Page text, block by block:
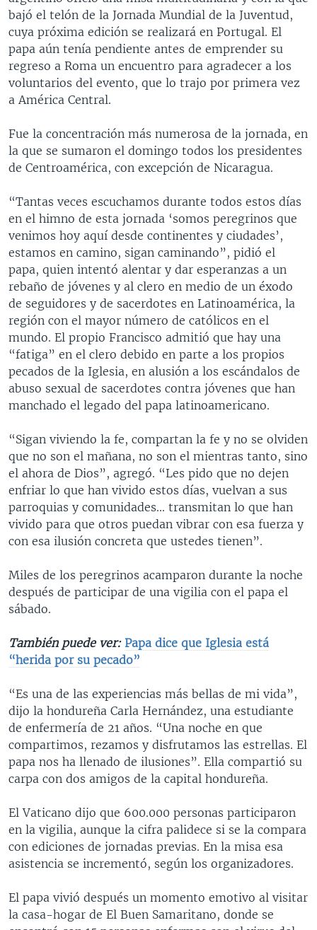
bajó el telón de la Jornada Mundial de la Juventud,
cuya próxima edición se realizará en Portugal. El
papa aún tenía pendiente antes de emprender su
regreso a Roma un encuentro para agradecer a los
voluntarios del evento, que lo trajo por primera vez
a América Central.
Fue la concentración más numerosa de la jornada, en
la que se sumaron el domingo todos los presidentes
de Centroamérica, con excepción de Nicaragua.
“Tantas veces escuchamos durante todos estos días
en el himno de esta jornada ‘somos peregrinos que
venimos hoy aquí desde continentes y ciudades’,
estamos en camino, sigan caminando”, pidió el
papa, quien intentó alentar y dar esperanzas a un
rebaño de jóvenes y al clero en medio de un éxodo
de seguidores y de sacerdotes en Latinoamérica, la
región con el mayor número de católicos en el
mundo. El propio Francisco admitió que hay una
“fatiga” en el clero debido en parte a los propios
pecados de la Iglesia, en alusión a los escándalos de
abuso sexual de sacerdotes contra jóvenes que han
manchado el legado del papa latinoamericano.
“Sigan viviendo la fe, compartan la fe y no se olviden
que no son el mañana, no son el mientras tanto, sino
el ahora de Dios”, agregó. “Les pido que no dejen
enfriar lo que han vivido estos días, vuelvan a sus
parroquias y comunidades... transmitan lo que han
vivido para que otros puedan vibrar con esa fuerza y
con esa ilusión concreta que ustedes tienen”.
Miles de los peregrinos acamparon durante la noche
después de participar de una vigilia con el papa el
sábado.
También puede ver: Papa dice que Iglesia está
“herida por su pecado”
“Es una de las experiencias más bellas de mi vida”,
dijo la hondureña Carla Hernández, una estudiante
de enfermería de 21 años. “Una noche en que
compartimos, rezamos y disfrutamos las estrellas. El
papa nos ha llenado de ilusiones”. Ella compartió su
carpa con dos amigos de la capital hondureña.
El Vaticano dijo que 600.000 personas participaron
en la vigilia, aunque la cifra palidece si se la compara
con ediciones de jornadas previas. En la misa esa
asistencia se incrementó, según los organizadores.
El papa vivió después un momento emotivo al visitar
la casa-hogar de El Buen Samaritano, donde se